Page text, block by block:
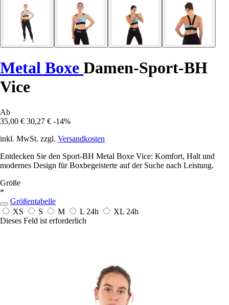
Metal Boxe Damen-Sport-BH
Vice
Ab
35,00 € 30,27 € -14%
inkl. MwSt. zzgl. Versandkosten
Entdecken Sie den Sport-BH Metal Boxe Vice: Komfort, Halt und
modernes Design für Boxbegeisterte auf der Suche nach Leistung.
Größe
*
Größentabelle
XS
S M L 24h XL 24h
Dieses Feld ist erforderlich